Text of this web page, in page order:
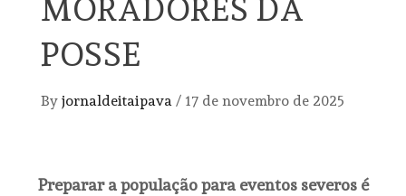
MORADORES DA
POSSE
By jornaldeitaipava / 17 de novembro de 2025
Preparar a população para eventos severos é